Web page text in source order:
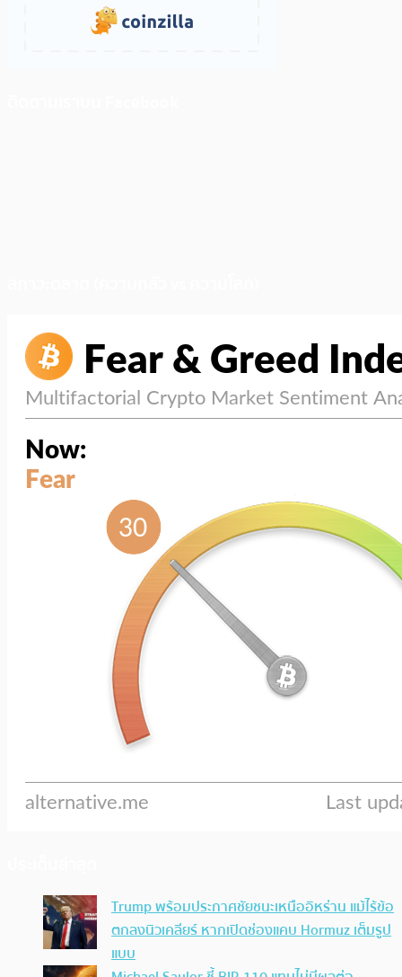
Trump พร้อมประกาศชัยชนะเหนืออิหร่าน แม้ไร้ข้อ
ตกลงนิวเคลียร์ หากเปิดช่องแคบ Hormuz เต็มรูป
แบบ